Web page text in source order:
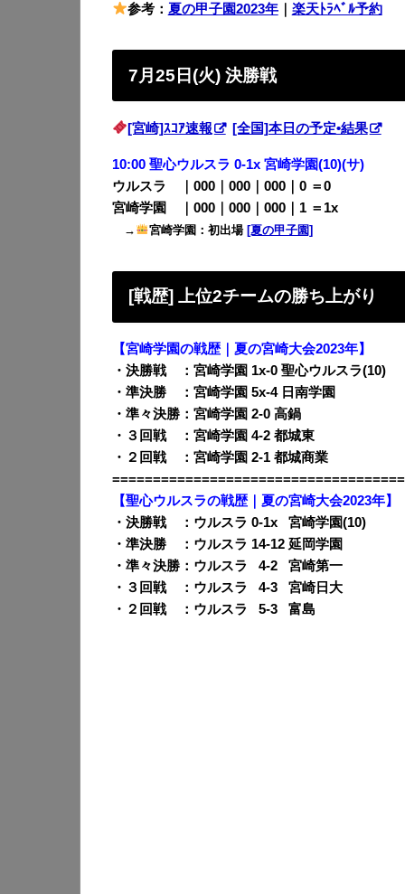
参考： 夏の甲子園2023年｜ 楽天ﾄﾗﾍﾞﾙ予約
7月25日(火) 決勝戦
[宮崎]ｽｺｱ速報 [全国]本日の予定•結果
10:00 聖心ウルスラ 0-1x 宮崎学園(10)(サ)
ウルスラ ｜000｜000｜000｜0 ＝0
宮崎学園 ｜000｜000｜000｜1 ＝1x
→ 宮崎学園：初出場 [夏の甲子園]
[戦歴] 上位2チームの勝ち上がり
【宮崎学園の戦歴｜夏の宮崎大会2023年】
・決勝戦 ：宮崎学園 1x-0 聖心ウルスラ(10)
・準決勝 ：宮崎学園 5x-4 日南学園
・準々決勝：宮崎学園 2-0 高鍋
・３回戦 ：宮崎学園 4-2 都城東
・２回戦 ：宮崎学園 2-1 都城商業
【聖心ウルスラの戦歴｜夏の宮崎大会2023年】
・決勝戦 ：ウルスラ 0-1x
宮崎学園(10)
・準決勝 ：ウルスラ 14-12 延岡学園
・準々決勝：ウルスラ
4-2
宮崎第一
・３回戦 ：ウルスラ
4-3
宮崎日大
・２回戦 ：ウルスラ
5-3 富島